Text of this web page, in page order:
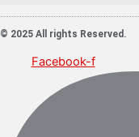
© 2025 All rights Reserved.
Facebook-f